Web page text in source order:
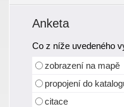
Anketa
Co z níže uvedeného
zobrazení na mapě
propojení do
citace